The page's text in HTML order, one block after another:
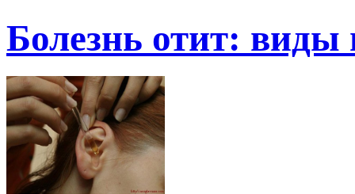
Болезнь отит: виды